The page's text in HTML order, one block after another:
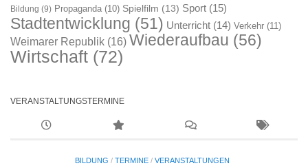
Bildung (9) Propaganda (10) Spielfilm (13) Sport (15)
Stadtentwicklung (51) Unterricht (14) Verkehr (11)
Weimarer Republik (16) Wiederaufbau (56)
Wirtschaft (72)
VERANSTALTUNGSTERMINE
BILDUNG / TERMINE / VERANSTALTUNGEN